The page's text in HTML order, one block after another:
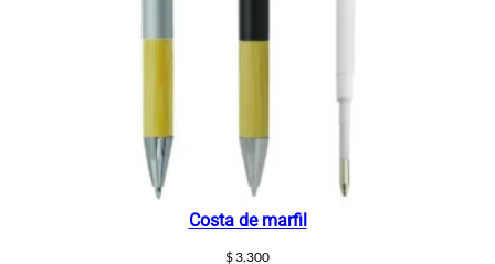
Costa de marfil
$3.300